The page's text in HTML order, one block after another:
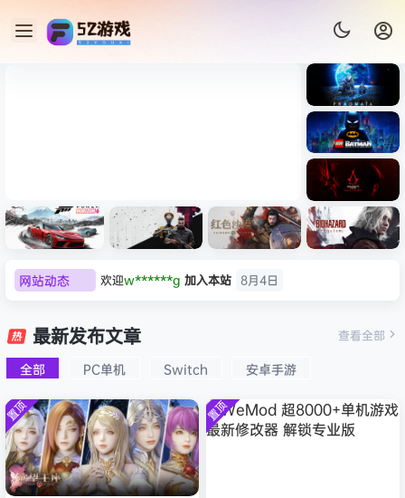
Light ）免安装中文版
《识质存
在/PRAG
MATA》
免安装中
文版
《乐高蝙
蝠侠：黑
暗骑士之
Dark
Creed
拟机
速：地平
线
6（Forza
Horizon
6）免安装
中文版
心/Atomi
c
Heart》
文版
n Desert
HYPERVI
SOR）免
安装中文
版
9：安魂
Requiem
）免安装
中文版
网站动态
欢迎Z******U 加入本站
8月4日
欢迎C****i
欢迎2***5
欢迎h*********0 加入本站 8月3日
旋律 签到获取 41 点积分
8月1日
欢迎y**u 加入本站
7月31日
旋律 签到获取 20
欢迎V****y 加入本站
最新发布文章
全部 PC单机 Switch 安卓手游
查看全部
置顶 置顶